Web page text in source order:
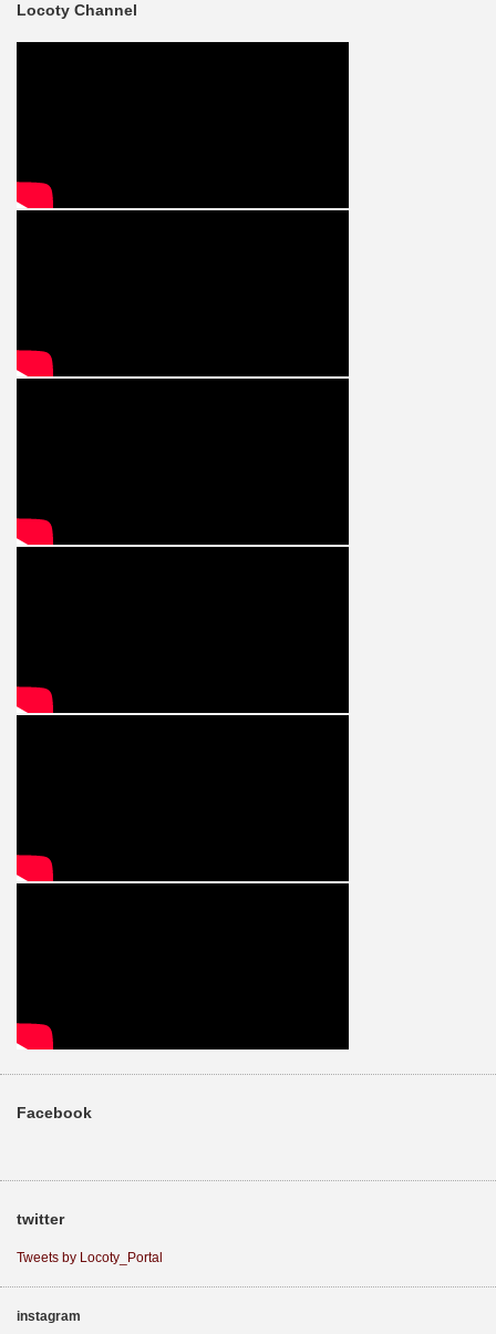
Locoty Channel
Facebook
twitter
Tweets by Locoty_Portal
instagram